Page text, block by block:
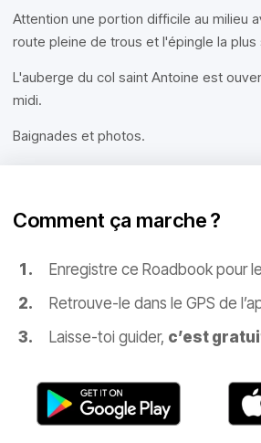
Attention une portion difficile au milieu
route pleine de trous et l'épingle la plus
L'auberge du col saint Antoine est
midi.
Baignades et photos.
Comment ça marche ?
Enregistre ce Roadbook pour
Retrouve-le dans le GPS de
Laisse-toi guider, c’est